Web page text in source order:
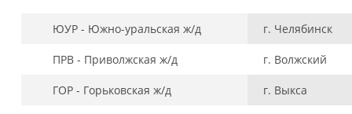
ЮУР - Южно-уральская ж/д г. Челябинск
ПРВ - Приволжская ж/д г. Волжский
ГОР - Горьковская ж/д г. Выкса